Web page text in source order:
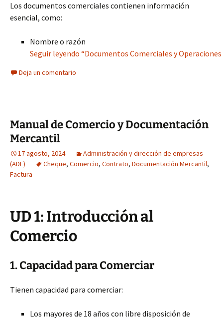
Los documentos comerciales contienen información
esencial, como:
Nombre o razón
Seguir leyendo “Documentos Comerciales y
Deja un comentario
Manual de Comercio y Documentación
Mercantil
17 agosto, 2024
Administración y dirección de empresas
(ADE)
Cheque, Comercio, Contrato, Documentación Mercantil,
Factura
UD 1: Introducción al
Comercio
1. Capacidad para Comerciar
Tienen capacidad para comerciar:
Los mayores de 18 años con libre disposición de